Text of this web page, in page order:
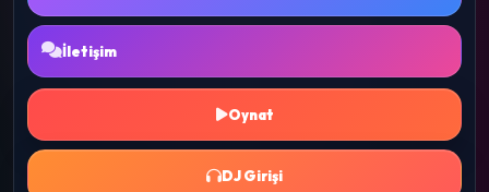
İletişim
Oynat
DJ Girişi